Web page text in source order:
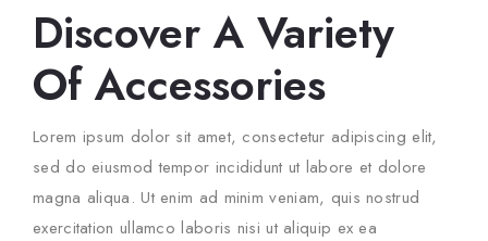
Discover A Variety
Of Accessories
Lorem ipsum dolor sit amet, consectetur adipiscing elit,
sed do eiusmod tempor incididunt ut labore et dolore
magna aliqua. Ut enim ad minim veniam, quis nostrud
exercitation ullamco laboris nisi ut aliquip ex ea